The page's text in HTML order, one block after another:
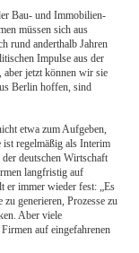
Bau- und Immobilien­
müssen sich aus
rund anderthalb Jahren
Impulse aus der
jetzt können wir sie
Berlin hoffen, sind
etwa zum Aufgeben,
regelmäßig als Interim
deutschen Wirtschaft
langfristig auf
er immer wieder fest: „Es
generieren, Prozesse zu
Aber viele
auf eingefahrenen